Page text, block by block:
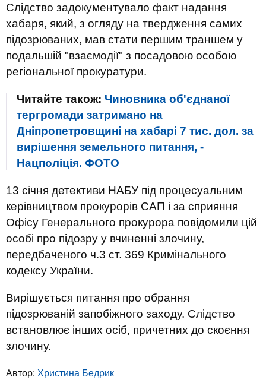
Слідство задокументувало факт надання
хабаря, який, з огляду на твердження самих
підозрюваних, мав стати першим траншем у
подальшій "взаємодії" з посадовою особою
регіональної прокуратури.
Читайте також: Чиновника об'єднаної
тергромади затримано на
Дніпропетровщині на хабарі 7 тис. дол. за
вирішення земельного питання, -
Нацполіція. ФОТО
13 січня детективи НАБУ під процесуальним
керівництвом прокурорів САП і за сприяння
Офісу Генерального прокурора повідомили цій
особі про підозру у вчиненні злочину,
передбаченого ч.3 ст. 369 Кримінального
кодексу України.
Вирішується питання про обрання
підозрюваній запобіжного заходу. Слідство
встановлює інших осіб, причетних до скоєння
злочину.
Автор: Христина Бедрик